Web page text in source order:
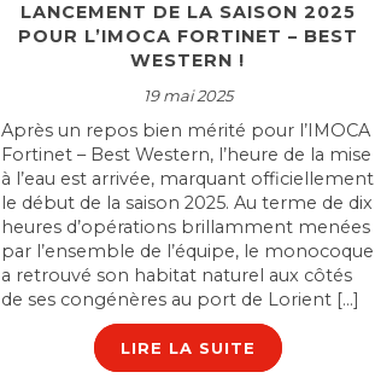
LANCEMENT DE LA SAISON 2025
POUR L’IMOCA FORTINET – BEST
WESTERN !
19 mai 2025
Après un repos bien mérité pour l’IMOCA
Fortinet – Best Western, l’heure de la mise
à l’eau est arrivée, marquant officiellement
le début de la saison 2025. Au terme de dix
heures d’opérations brillamment menées
par l’ensemble de l’équipe, le monocoque
a retrouvé son habitat naturel aux côtés
de ses congénères au port de Lorient […]
LIRE LA SUITE